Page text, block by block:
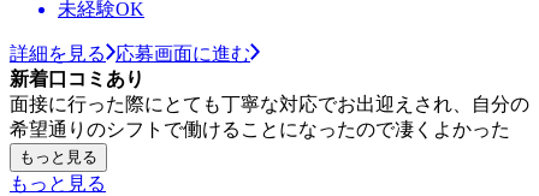
未経験OK
詳細を見る
応募画面に進む
新着口コミあり
面接に行った際にとても丁寧な対応でお出迎えされ、自分の
希望通りのシフトで働けることになったので凄くよかった
もっと見る
もっと見る